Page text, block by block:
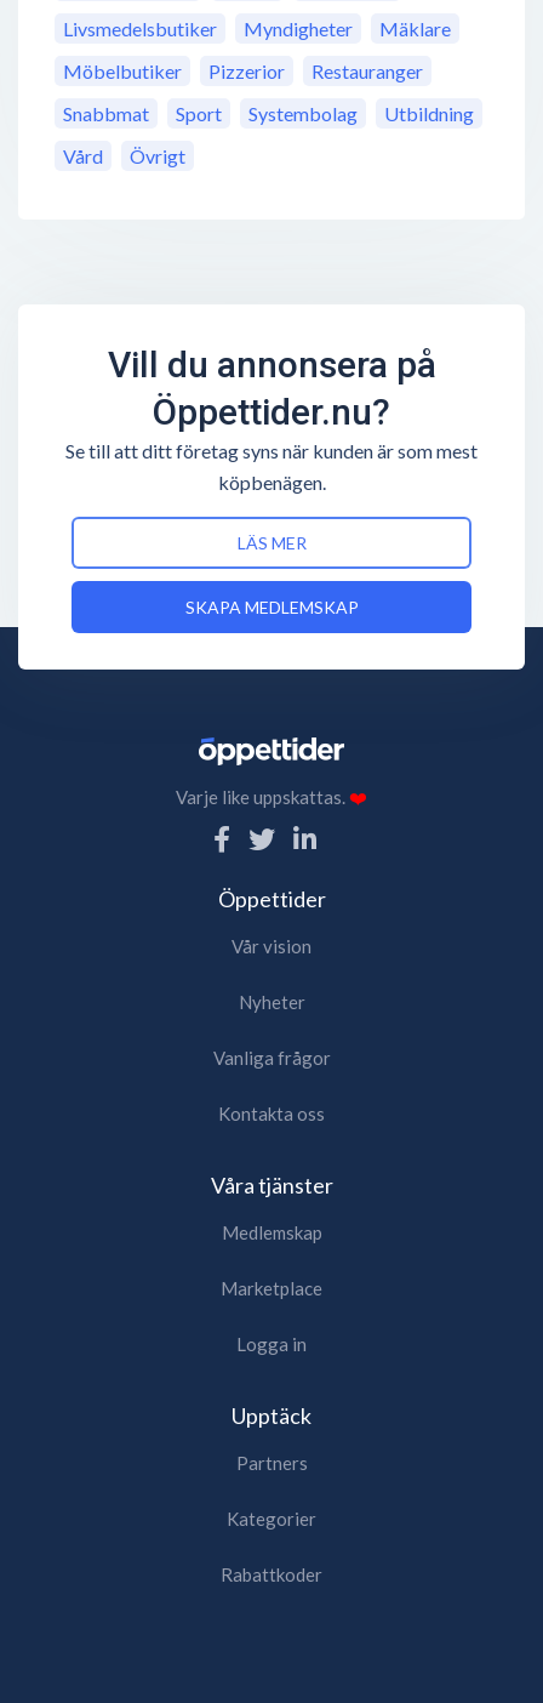
Livsmedelsbutiker
Myndigheter
Mäklare
Möbelbutiker
Pizzerior
Restauranger
Snabbmat
Sport Systembolag
Utbildning
Vård
Övrigt
Vill du annonsera på
Öppettider.nu?
Se till att ditt företag syns när kunden är som mest
köpbenägen.
LÄS MER
SKAPA MEDLEMSKAP
Varje like uppskattas.❤️
Öppettider
Vår vision
Nyheter
Vanliga frågor
Kontakta oss
Våra tjänster
Medlemskap
Marketplace
Logga in
Upptäck
Partners
Kategorier
Rabattkoder